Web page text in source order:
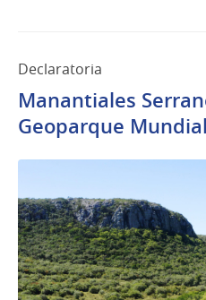
Declaratoria
Manantiales
Geoparque